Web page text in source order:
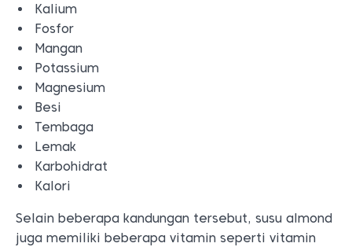
Kalium
Fosfor
Mangan
Potassium
Magnesium
Besi
Tembaga
Lemak
Karbohidrat
Kalori
Selain beberapa kandungan tersebut, susu almond
juga memiliki beberapa vitamin seperti vitamin